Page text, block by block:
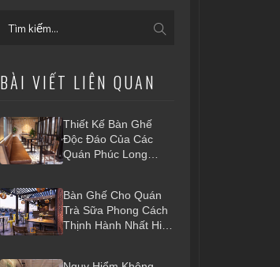
BÀI VIẾT LIÊN QUAN
Thiết Kế Bàn Ghế
Độc Đáo Của Các
Quán Phúc Long
Bàn Ghế Cho Quán
Trà Sữa Phong Cách
Thịnh Hành Nhất Hiện